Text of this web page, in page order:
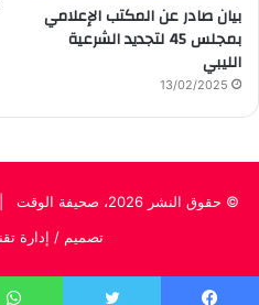
بيان صادر عن المكتب الإعلامي
بمجلس 45 لتجديد الشرعية
الليبي
13/02/2025
© حقوق النشر 2026، صحيفة الوقت |
تصميم / إدارة